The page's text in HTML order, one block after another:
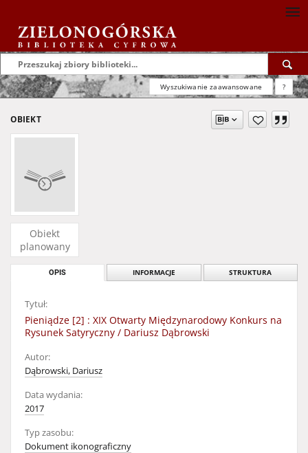
Wyszukiwanie zaawansowane ?
OBIEKT
Obiekt
planowany
OPIS INFORMACJE STRUKTURA
Tytuł:
Pieniądze [2] : XIX Otwarty Międzynarodowy Konkurs na
Rysunek Satyryczny / Dariusz Dąbrowski
Autor:
Dąbrowski, Dariusz
Data wydania:
2017
Typ zasobu:
Dokument ikonograficzny